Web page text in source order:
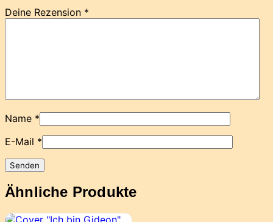
Deine Rezension *
Name *
E-Mail *
Ähnliche Produkte